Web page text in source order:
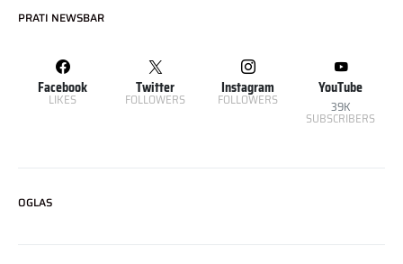
PRATI NEWSBAR
Facebook
LIKES
Twitter
FOLLOWERS
Instagram
FOLLOWERS
YouTube
39K
SUBSCRIBERS
OGLAS